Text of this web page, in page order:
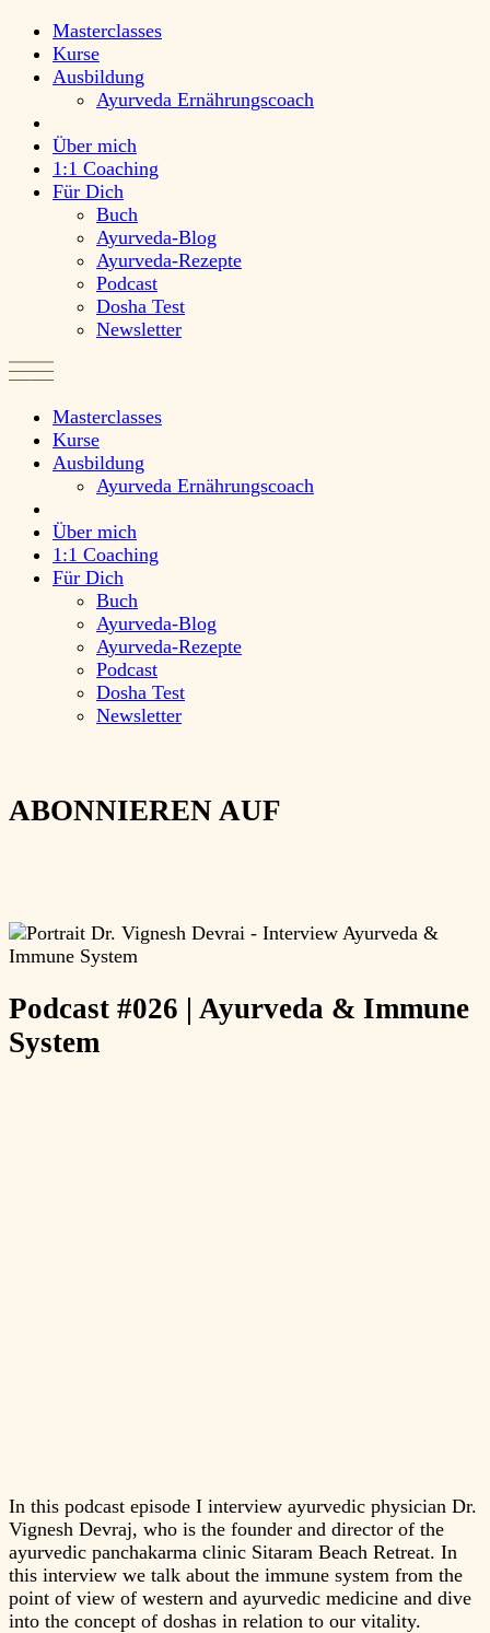
Masterclasses
Kurse
Ausbildung
Ayurveda Ernährungscoach
Über mich
1:1 Coaching
Für Dich
Buch
Ayurveda-Blog
Ayurveda-Rezepte
Podcast
Dosha Test
Newsletter
Masterclasses
Kurse
Ausbildung
Ayurveda Ernährungscoach
Über mich
1:1 Coaching
Für Dich
Buch
Ayurveda-Blog
Ayurveda-Rezepte
Podcast
Dosha Test
Newsletter
ABONNIEREN AUF
Podcast #026 | Ayurveda & Immune
System
In this podcast episode I interview ayurvedic physician Dr.
Vignesh Devraj, who is the founder and director of the
ayurvedic panchakarma clinic Sitaram Beach Retreat. In
this interview we talk about the immune system from the
point of view of western and ayurvedic medicine and dive
into the concept of doshas in relation to our vitality.